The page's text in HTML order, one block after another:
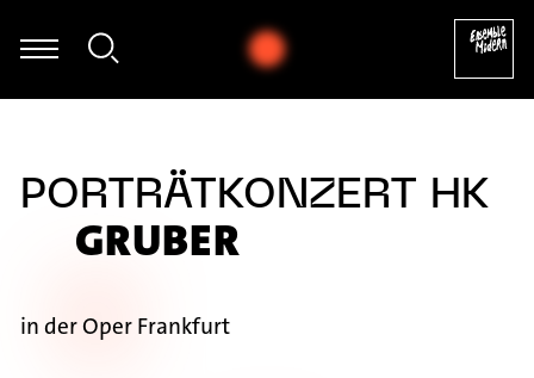
Hommel - Thomas Hammelmann: Moving I für Oboe & Zuspiel
PORTRÄTKONZERT HK
GRUBER
in der Oper Frankfurt